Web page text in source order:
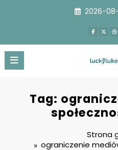
2026-
Tag:
Strona
ograniczenie